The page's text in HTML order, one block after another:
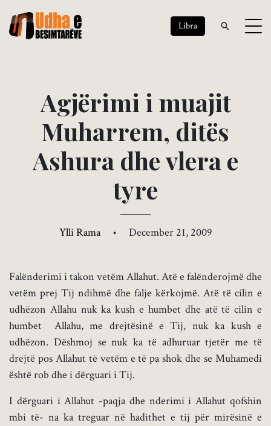
Libra
Agjërimi i muajit
Muharrem, ditës
Ashura dhevlerae
tyre
Ylli Rama • December 21, 2009
Falënderimi i takon vetëm Allahut. Atë e falënderojmë dhe
vetëm prej Tij ndihmë dhe falje kërkojmë. Atë të cilin e
udhëzon Allahu nuk ka kush e humbet dhe atë të cilin e
humbet Allahu, me drejtësinë e Tij, nuk ka kush e
udhëzon. Dëshmoj se nuk ka të adhuruar tjetër me të
drejtë pos Allahut të vetëm e të pa shok dhe se Muhamedi
është rob dhe i dërguari i Tij.
I dërguari i Allahut -paqja dhe nderimi i Allahut qofshin
mbi të- na ka treguar në hadithet e tij për mirësinë e